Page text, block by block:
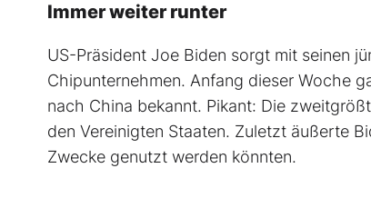
Immer weiter runter
US-Präsident Joe Biden sorgt mit seinen
Chipunternehmen. Anfang dieser Woche
nach China bekannt. Pikant: Die
den Vereinigten Staaten. Zuletzt äußerte
Zwecke genutzt werden könnten.